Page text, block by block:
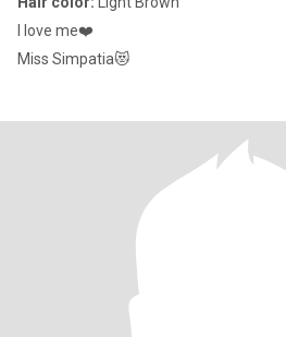
I love me❤️
Miss Simpatia😻